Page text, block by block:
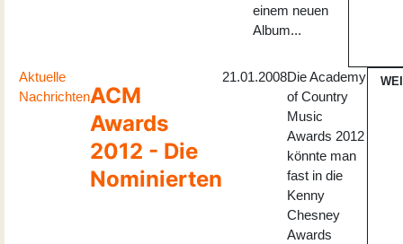
einem neuen
Album...
Aktuelle
NachrichtenACM
Awards
2012 - Die
Nominierten
21.01.2008Die Academy
of Country
Music
Awards 2012
könnte man
fast in die
Kenny
Chesney
Awards